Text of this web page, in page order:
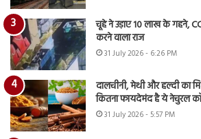
चूहे ने उड़ाए 10 लाख के गहने,
करने वाला राज
31 July 2026 - 6:26 PM
दालचीनी, मेथी और हल्दी का
कितना फायदेमंद है ये नेचुरल
31 July 2026 - 5:57 PM